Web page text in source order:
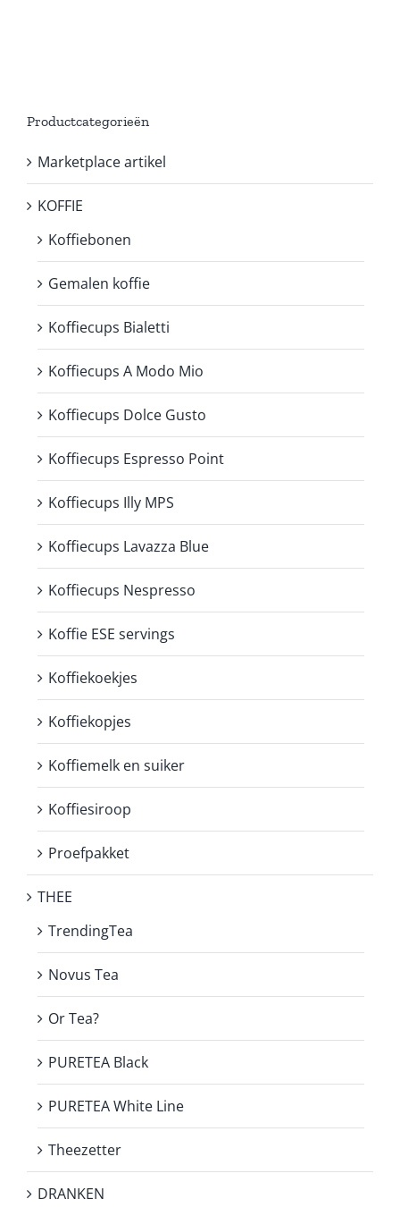
Productcategorieën
Marketplace artikel
KOFFIE
Koffiebonen
Gemalen koffie
Koffiecups Bialetti
Koffiecups A Modo Mio
Koffiecups Dolce Gusto
Koffiecups Espresso Point
Koffiecups Illy MPS
Koffiecups Lavazza Blue
Koffiecups Nespresso
Koffie ESE servings
Koffiekoekjes
Koffiekopjes
Koffiemelk en suiker
Koffiesiroop
Proefpakket
THEE
TrendingTea
Novus Tea
Or Tea?
PURETEA Black
PURETEA White Line
Theezetter
DRANKEN